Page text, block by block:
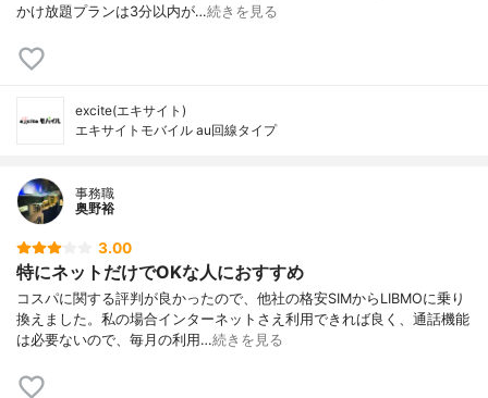
かけ放題プランは3分以内が…続きを見る
excite(エキサイト)
エキサイトモバイル au回線タイプ
事務職
奥野裕
3.00
特にネットだけでOKな人におすすめ
コスパに関する評判が良かったので、他社の格安SIMからLIBMOに乗り
換えました。私の場合インターネットさえ利用できれば良く、通話機能
は必要ないので、毎月の利用…続きを見る